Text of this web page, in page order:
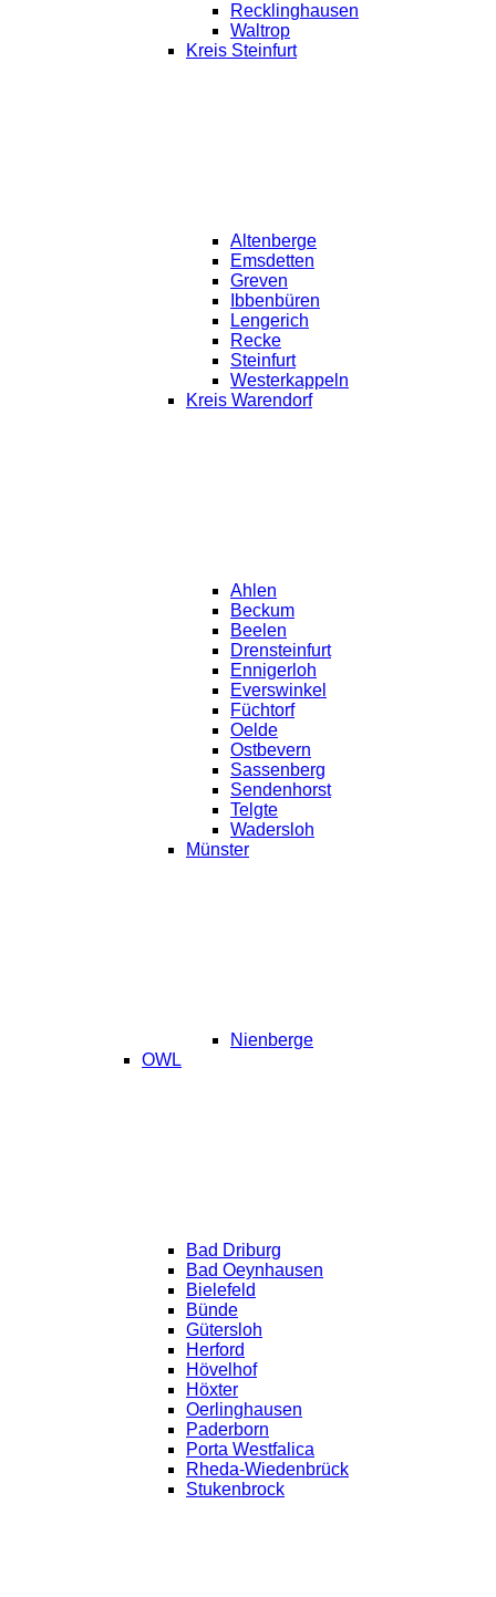
Recklinghausen
Waltrop
Kreis Steinfurt
Altenberge
Emsdetten
Greven
Ibbenbüren
Lengerich
Recke
Steinfurt
Westerkappeln
Kreis Warendorf
Ahlen
Beckum
Beelen
Drensteinfurt
Ennigerloh
Everswinkel
Füchtorf
Oelde
Ostbevern
Sassenberg
Sendenhorst
Telgte
Wadersloh
Münster
Nienberge
OWL
Bad Driburg
Bad Oeynhausen
Bielefeld
Bünde
Gütersloh
Herford
Hövelhof
Höxter
Oerlinghausen
Paderborn
Porta Westfalica
Rheda-Wiedenbrück
Stukenbrock